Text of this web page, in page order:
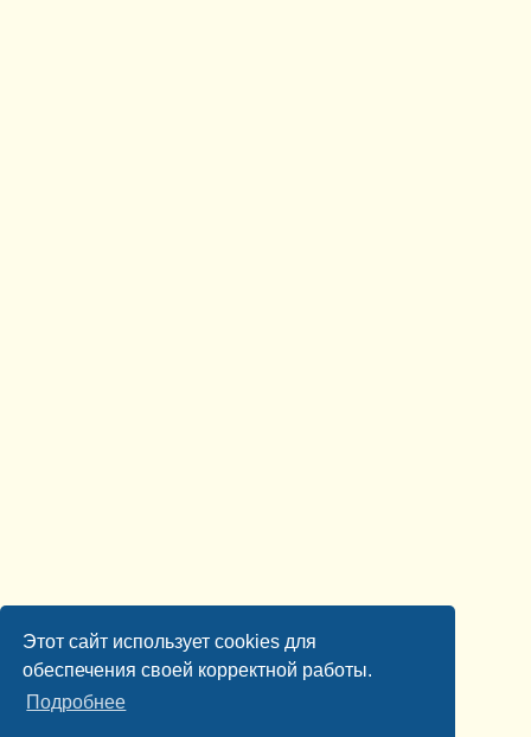
Этот сайт использует cookies для
обеспечения своей корректной работы.
Подробнее